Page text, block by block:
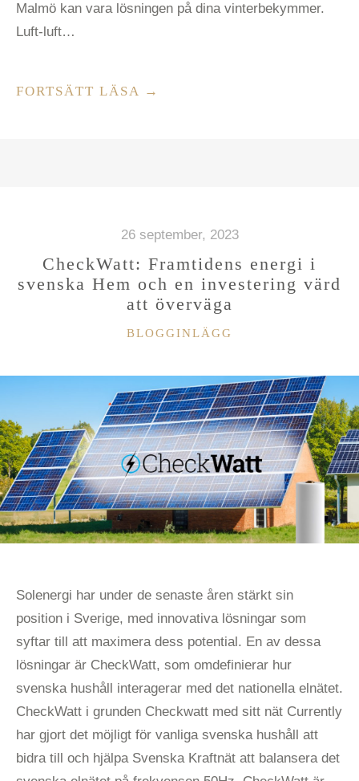
Malmö kan vara lösningen på dina vinterbekymmer.
Luft-luft…
FORTSÄTT LÄSA ”LÅT
OCH
PENGAR”
→
26 september, 2023
CheckWatt: Framtidens energi i
svenska Hem och en investering värd
att överväga
KATEGORIER
BLOGGINLÄGG
Solenergi har under de senaste åren stärkt sin
position i Sverige, med innovativa lösningar som
syftar till att maximera dess potential. En av dessa
lösningar är CheckWatt, som omdefinierar hur
svenska hushåll interagerar med det nationella elnätet.
CheckWatt i grunden Checkwatt med sitt nät Currently
har gjort det möjligt för vanliga svenska hushåll att
bidra till och hjälpa Svenska Kraftnät att balansera det